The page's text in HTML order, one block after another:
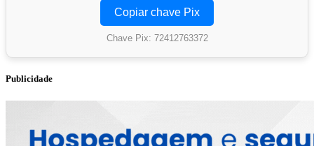
Copiar chave Pix
Chave Pix: 72412763372
Publicidade